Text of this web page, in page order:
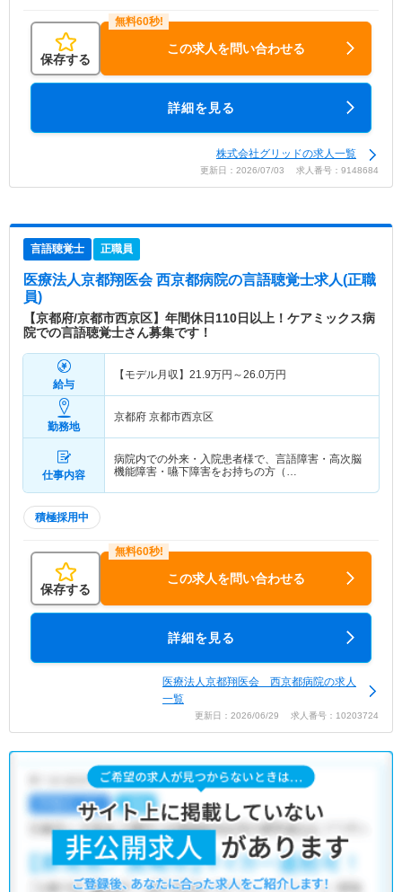
保存する
この求人を問い合わせる
詳細を見る
株式会社グリッドの求人一覧
更新日：2026/07/03 求人番号：9148684
言語聴覚士 正職員
医療法人京都翔医会 西京都病院の言語聴覚士求人(正職
員)
【京都府/京都市西京区】年間休日110日以上！ケアミックス病
院での言語聴覚士さん募集です！
給与
【モデル月収】 21.9万円～26.0万円
勤務地
京都府 京都市西京区
仕事内容
病院内での外来・入院患者様で、言語障害・高次脳
機能障害・嚥下障害をお持ちの方（…
積極採用中
保存する
この求人を問い合わせる
詳細を見る
医療法人京都翔医会 西京都病院の求人
一覧
更新日：2026/06/29 求人番号：10203724